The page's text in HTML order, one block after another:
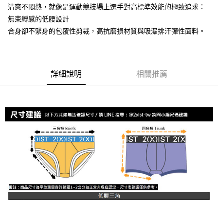
【關於「AFTEE先享後付」】
便利好安心！
１．簡單：不需註冊會員、不需綁卡、不需儲值。
１．於結帳方式選擇「AFTEE先享後付」後，將跳轉至「AFTEE先享後付」
結帳頁面，進行簡訊認證並確認金額後，即可完成結帳。
ATM／網路銀行／等多元方式進行付款，方視為交易完成。
※ 請注意：結帳手續完成當下不需立刻繳費，但若您需要取消訂單，請聯絡
購買商品的店家。未經商家同意取消之訂單仍視為有效，需透過AFTEE先享
後付繳納相關費用。
※ 交易是否成功請以「AFTEE先享後付 」之結帳頁面顯示為準，若有關於
是否繳費成功／繳費後需取消欲退款等相關疑問，請聯繫「AFTEE先享後付
客戶支援中心」https://netprotections.freshdesk.com/support/home
１．透過由恩沛科技股份有限公司提供之「AFTEE先享後付」服務完成之交
易，需依本服務之必要範圍內提供個人資料，並將交易相關給付款項請求債
ATM付款
運送方式
7-11取貨付款
每筆NT$80，滿NT$1,200(含以上)免運費
付款後7-11取貨
每筆NT$80，滿NT$1,200(含以上)免運費
每筆NT$85，滿NT$1,200(含以上)免運費
清爽不悶熱，就像是運動競技場上選手對高標準效能的極致追求：
無束縛感的低腰設計
合身卻不緊身的包覆性剪裁，高抗磨損材質與吸濕排汗彈性面料。
詳細說明 相關推薦